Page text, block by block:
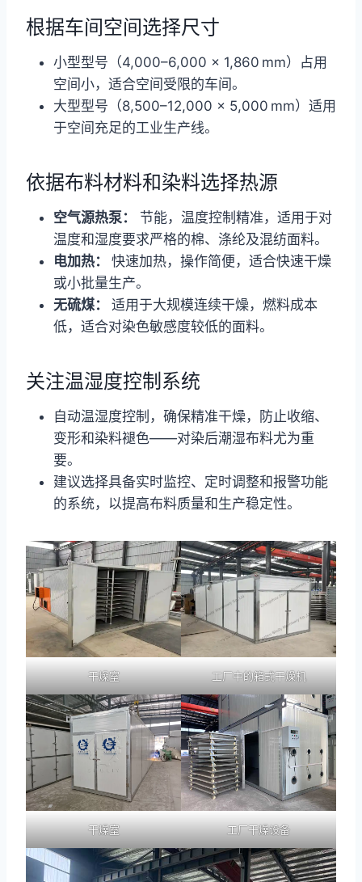
根据车间空间选择尺寸
小型型号（4,000–6,000 × 1,860 mm）占用
空间小，适合空间受限的车间。
大型型号（8,500–12,000 × 5,000 mm）适用
于空间充足的工业生产线。
依据布料材料和染料选择热源
空气源热泵：
节能，温度控制精准，适用于对
温度和湿度要求严格的棉、涤纶及混纺面料。
电加热： 快速加热，操作简便，适合快速干燥
或小批量生产。
无硫煤： 适用于大规模连续干燥，燃料成本
低，适合对染色敏感度较低的面料。
关注温湿度控制系统
自动温湿度控制，确保精准干燥，防止收缩、
变形和染料褪色——对染后潮湿布料尤为重
要。
建议选择具备实时监控、定时调整和报警功能
的系统，以提高布料质量和生产稳定性。
干燥室 工厂中的箱式干燥机
干燥室 工厂干燥设备